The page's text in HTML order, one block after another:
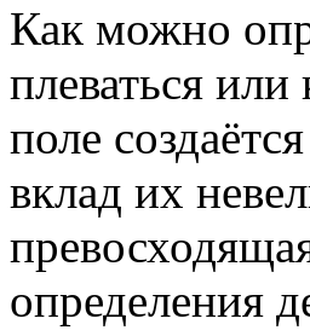
Как можно
плеваться
поле
вклад их
определения